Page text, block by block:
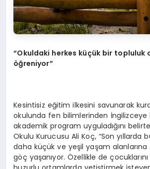
“Okuldaki herkes küçük bir topluluk
öğreniyor”
Kesintisiz eğitim ilkesini savunarak
okulunda fen bilimlerinden
akademik program uyguladığını
Okulu Kurucusu Ali Koç, “Son yıllarda
daha küçük ve yeşil yaşam
göç yaşanıyor. Özellikle de çocuklarını